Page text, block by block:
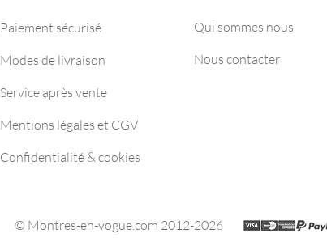
Paiement sécurisé
Modes de livraison
Service après vente
Mentions légales et CGV
Confidentialité & cookies
Qui sommes nous
Nous contacter
© Montres-en-vogue.com 2012-2026